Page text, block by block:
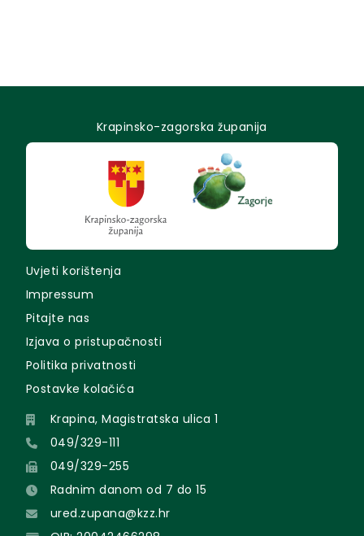
Krapinsko-zagorska županija
Uvjeti korištenja
Impressum
Pitajte nas
Izjava o pristupačnosti
Politika privatnosti
Postavke kolačića
Krapina, Magistratska ulica 1
049/329-111
049/329-255
Radnim danom od 7 do 15
ured.zupana@kzz.hr